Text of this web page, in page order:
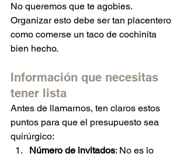
No queremos que te agobies.
Organizar esto debe ser tan placentero
como comerse un taco de cochinita
bien hecho.
Información que necesitas
tener lista
Antes de llamarnos, ten claros estos
puntos para que el presupuesto sea
quirúrgico:
Número de invitados: No es lo